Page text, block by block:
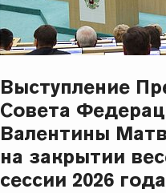
Выступление
Совета
Валентины
на закрытии
сессии 2026 года